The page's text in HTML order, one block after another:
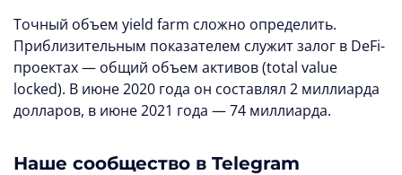
Точный объем yield farm сложно определить.
Приблизительным показателем служит залог в DeFi-
проектах — общий объем активов (total value
locked). В июне 2020 года он составлял 2 миллиарда
долларов, в июне 2021 года — 74 миллиарда.
Наше сообщество в Telegram